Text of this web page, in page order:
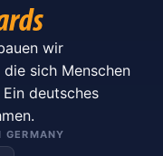
wir
sich Menschen
deutsches